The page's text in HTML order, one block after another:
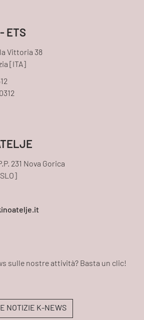
ETS
Vittoria 38
[ITA]
231 Nova Gorica
sulle nostre attività? Basta un clic!
NOTIZIE K-NEWS